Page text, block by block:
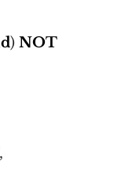
) NOT